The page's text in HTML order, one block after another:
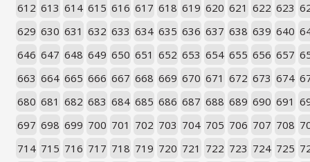
612 613 614 615 616 617 618 619 620 621 622 623
629 630 631 632 633 634 635 636 637 638 639 640
646 647 648 649 650 651 652 653 654 655 656 657
663 664 665 666 667 668 669 670 671 672 673 674
680 681 682 683 684 685 686 687 688 689 690 691
697 698 699 700 701 702 703 704 705 706 707 708
714 715 716 717 718 719 720 721 722 723 724 725